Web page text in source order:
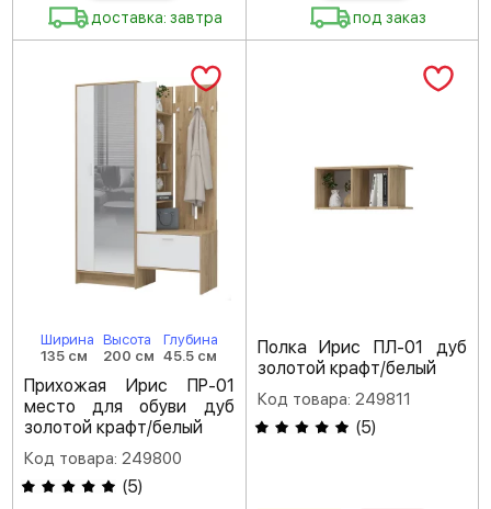
доставка: завтра под заказ
Ширина
135 см
Высота
200 см
Глубина
45.5 см
Прихожая Ирис ПР-01
место для обуви дуб
золотой крафт/белый
Код товара: 249800
(5)
Полка Ирис ПЛ-01 дуб
золотой крафт/белый
Код товара: 249811
(5)